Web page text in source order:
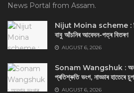
News Portal from Assam.
Nijut Moina scheme : ডিফুত
বাবু আঁচনিৰ আবেদন-পত্ৰ বিতৰণ
AUGUST 6, 2026
Sonam Wangshuk :
প্ৰতিশ্ৰুতি ভংগ, নাড্ডাৰ হাতেৰে
AUGUST 6, 2026